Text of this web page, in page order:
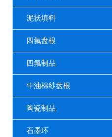
泥状填料
四氟盘根
四氟制品
牛油棉纱盘根
陶瓷制品
石墨环